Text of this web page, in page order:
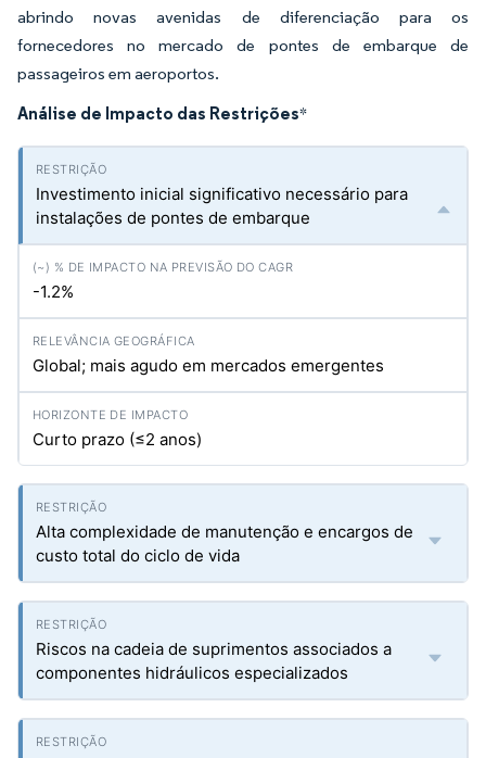
abrindo novas avenidas de diferenciação para os
fornecedores no mercado de pontes de embarque de
passageiros em aeroportos.
Análise de Impacto das Restrições*
Investimento inicial significativo necessário para
instalações de pontes de embarque
-1.2%
Global; mais agudo em mercados emergentes
Curto prazo (≤2 anos)
Alta complexidade de manutenção e encargos de
custo total do ciclo de vida
Riscos na cadeia de suprimentos associados a
componentes hidráulicos especializados